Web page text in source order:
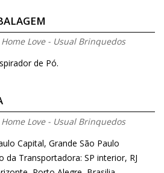
Love - Usual Brinquedos
de Pó.
Love - Usual Brinquedos
Capital, Grande São Paulo
da Transportadora: SP interior, RJ